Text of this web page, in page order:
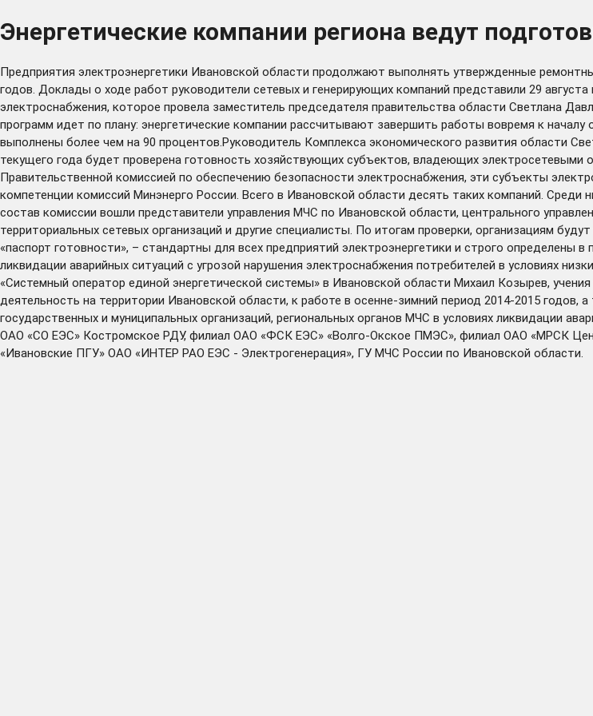
Энергетические компании региона ведут
Предприятия электроэнергетики Ивановской области продолжают выполнять утвержденные
годов. Доклады о ходе работ руководители сетевых и генерирующих компаний представили 29
электроснабжения, которое провела заместитель председателя правительства области Светлана
программ идет по плану: энергетические компании рассчитывают завершить работы вовремя к
выполнены более чем на 90 процентов.Руководитель Комплекса экономического развития области
текущего года будет проверена готовность хозяйствующих субъектов, владеющих
Правительственной комиссией по обеспечению безопасности электроснабжения, эти субъекты
компетенции комиссий Минэнерго России. Всего в Ивановской области десять таких компаний.
состав комиссии вошли представители управления МЧС по Ивановской области, центрального
территориальных сетевых организаций и другие специалисты. По итогам проверки, организациям
«паспорт готовности», – стандартны для всех предприятий электроэнергетики и строго определены
ликвидации аварийных ситуаций с угрозой нарушения электроснабжения потребителей в условиях
«Системный оператор единой энергетической системы» в Ивановской области Михаил Козырев,
деятельность на территории Ивановской области, к работе в осенне-зимний период 2014-2015 годов,
государственных и муниципальных организаций, региональных органов МЧС в условиях ликвидации
ОАО «СО ЕЭС» Костромское РДУ, филиал ОАО «ФСК ЕЭС» «Волго-Окское ПМЭС», филиал ОАО «МРСК
«Ивановские ПГУ» ОАО «ИНТЕР РАО ЕЭС - Электрогенерация», ГУ МЧС России по Ивановской области.